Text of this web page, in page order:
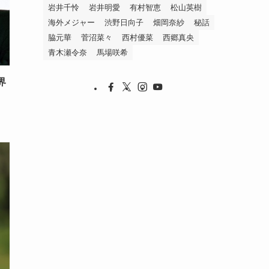
岩井千怜 岩井明愛 有村智恵
松山英樹
海外メジャー
渋野日向子 畑岡奈紗
秘話
脇元華
菅沼菜々 西村優菜
西郷真央
青木瀬令奈
馬場咲希